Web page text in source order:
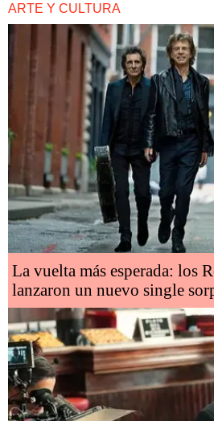
ARTE Y CULTURA
La vuelta más esperada: los
lanzaron un nuevo single